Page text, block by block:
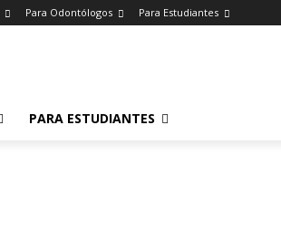
Para Odontólogos Para Estudiantes
PARA ESTUDIANTES